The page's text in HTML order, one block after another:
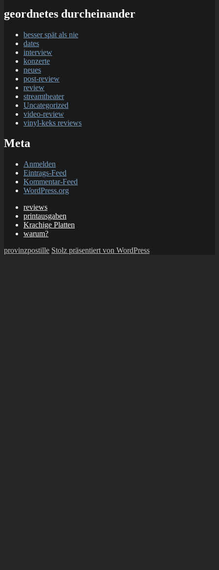
geordnetes durcheinander
besser spät als nie
dates
interview
konzerte
neues
post-review
review
streamtheater
Uncategorized
video-review
vinyl-keks reviews
Meta
Anmelden
Eintrags-Feed
Kommentar-Feed
WordPress.org
reviews
printausgaben
Krachige Platten
warum?
provinzpostille Stolz präsentiert von WordPress